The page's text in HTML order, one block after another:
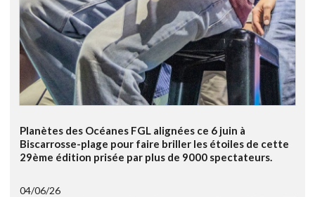
Planètes des Océanes FGL alignées ce 6 juin à
Biscarrosse-plage pour faire briller les étoiles de cette
29ème édition prisée par plus de 9000 spectateurs.
04/06/26